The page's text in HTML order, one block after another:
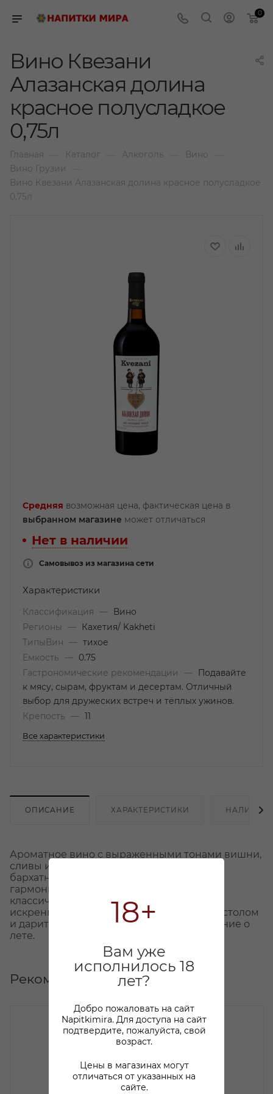
18+
Вам уже
исполнилось 18
лет?
Добро пожаловать на сайт
Napitkimira. Для доступа на сайт
подтвердите, пожалуйста, свой
возраст.
Цены в магазинах могут
отличаться от указанных на
сайте.
0
Вино Квезани
Алазанская долина
красное полусладкое
0,75л
Главная Каталог Алкоголь Вино
Вино Грузии
Вино Квезани Алазанская долина красное полусладкое
0,75л
Средняя возможная цена, фактическая цена в
выбранном магазине может отличаться
Нет в наличии
Самовывоз из магазина сети
Характеристики
Классификация —
Вино
Регионы
—
Кахетия/ Kakheti
ТипыВин
— тихое
Емкость
—
0.75
Гастрономические рекомендации
—
Подавайте
к мясу, сырам, фруктам и десертам. Отличный
выбор для дружеских встреч и тёплых ужинов.
Крепость
— 11
Все характеристики
ОПИСАНИЕ ХАРАКТЕРИСТИКИ НАЛИЧИЕ
Ароматное вино с выраженными тонами вишни,
сливы и спелого граната. Вкус — мягкий,
бархатный, с приятной сладостью и
гармоничным фруктовым телом. Это
классическая Грузия — тёплая, щедрая и
искренняя. Вино, которое объединяет за столом
и дарит уют. Каждый глоток — воспоминание о
лете.
Рекомендуем